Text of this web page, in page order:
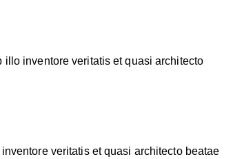
inventore veritatis et quasi architecto
veritatis et quasi architecto beatae